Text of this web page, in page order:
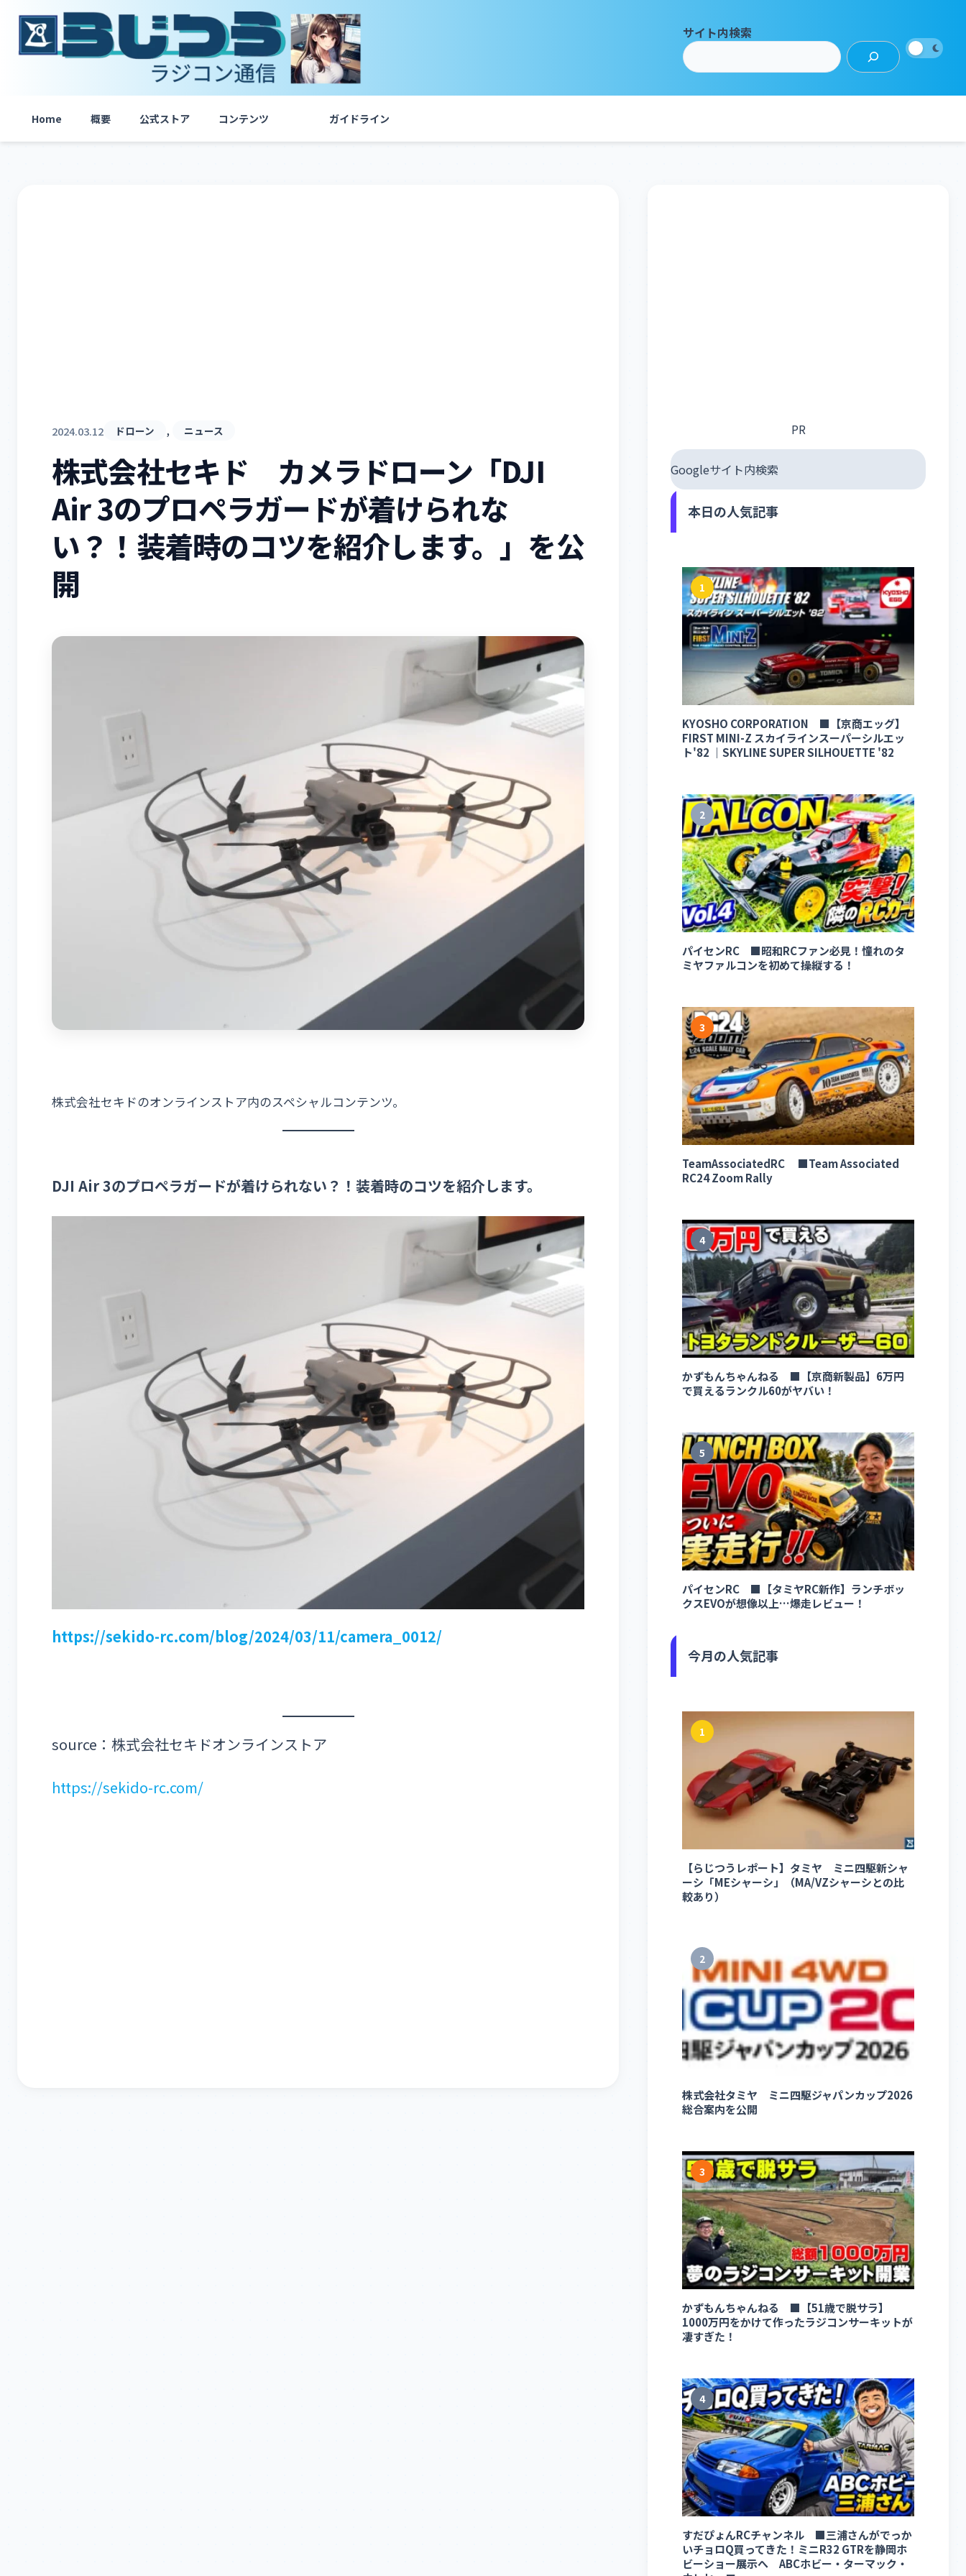
サイト内検索
Home 概要 公式ストア コンテンツ ガイドライン
2024.03.12 ドローン , ニュース
株式会社セキド カメラドローン「DJI
Air 3のプロペラガードが着けられな
い？！装着時のコツを紹介します。」を公
開
株式会社セキドのオンラインストア内のスペシャルコンテンツ。
DJI Air 3のプロペラガードが着けられない？！装着時のコツを紹介します。
https://sekido-rc.com/blog/2024/03/11/camera_0012/
source：株式会社セキドオンラインストア
https://sekido-rc.com/
PR
Googleサイト内検索
本日の人気記事
1
KYOSHO CORPORATION ■【京商エッグ】
FIRST MINI-Z スカイラインスーパーシルエッ
ト'82 ｜SKYLINE SUPER SILHOUETTE '82
2
パイセンRC ■昭和RCファン必見！憧れのタ
ミヤファルコンを初めて操縦する！
3
TeamAssociatedRC ■Team Associated
RC24 Zoom Rally
4
かずもんちゃんねる ■【京商新製品】6万円
で買えるランクル60がヤバい！
5
パイセンRC ■【タミヤRC新作】ランチボッ
クスEVOが想像以上…爆走レビュー！
今月の人気記事
1
【らじつうレポート】タミヤ ミニ四駆新シャ
ーシ「MEシャーシ」（MA/VZシャーシとの比
較あり）
2
株式会社タミヤ ミニ四駆ジャパンカップ2026
総合案内を公開
3
かずもんちゃんねる ■【51歳で脱サラ】
1000万円をかけて作ったラジコンサーキットが
凄すぎた！
4
すだぴょんRCチャンネル ■三浦さんがでっか
いチョロQ買ってきた！ミニR32 GTRを静岡ホ
ビーショー展示へ ABCホビー・ターマック・